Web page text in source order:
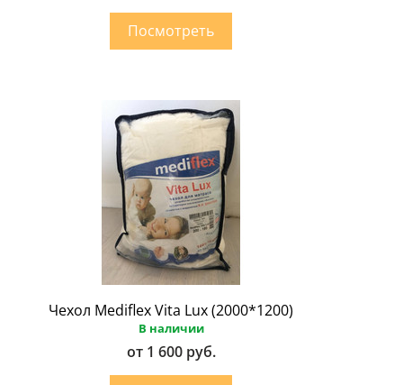
Чехол Mediflex Vita Lux (2000*1200)
В наличии
от 1 600 руб.